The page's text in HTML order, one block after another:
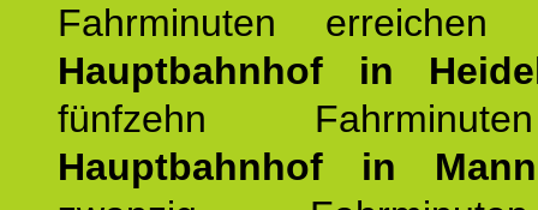
Fahrminuten
Hauptbahnhof in
fünfzehn
Hauptbahnhof in